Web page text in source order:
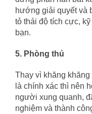
hướng giải quyết và
tỏ thái độ tích cực,
bạn.
5. Phòng thủ
Thay vì khăng
là chính xác thì nên
người xung quanh,
nghiệm và thành